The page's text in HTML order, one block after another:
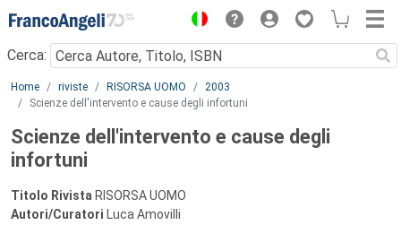
Menu
Cerca:
Main content
Home riviste RISORSA UOMO
2003
Scienze dell'intervento e cause degli infortuni
Scienze dell'intervento e cause degli
infortuni
Titolo Rivista RISORSA UOMO
Autori/Curatori Luca Amovilli